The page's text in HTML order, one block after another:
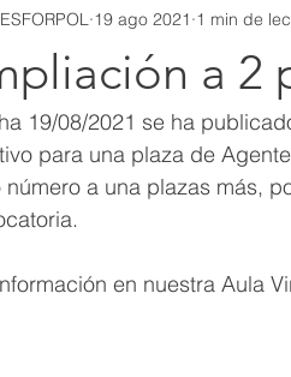
a 2
ESFORPOL 19 ago 2021 1 min de
19/08/2021 se ha
para una plaza de
número a una plazas más,
en nuestra Aula